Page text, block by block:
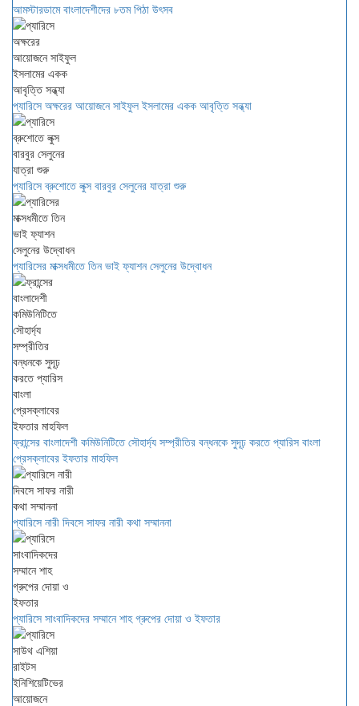
আমস্টারডামে বাংলাদেশীদের ৮তম পিঠা উৎসব
প্যারিসে অক্ষরের আয়োজনে সাইফুল ইসলামের একক আবৃত্তি সন্ধ্যা
প্যারিসে ব্রুশোতে লুক্স বারবুর সেলুনের যাত্রা শুরু
প্যারিসের মাক্সধমীতে তিন ভাই ফ্যাশন সেলুনের উদ্বোধন
ফ্রান্সের বাংলাদেশী কমিউনিটিতে সৌহার্দ্য সম্প্রীতির বন্ধনকে সুদূঢ় করতে প্যারিস বাংলা
প্রেসক্লাবের ইফতার মাহফিল
প্যারিসে নারী দিবসে সাফর নারী কথা সম্মাননা
প্যারিসে সাংবাদিকদের সম্মানে শাহ গ্রুপের দোয়া ও ইফতার